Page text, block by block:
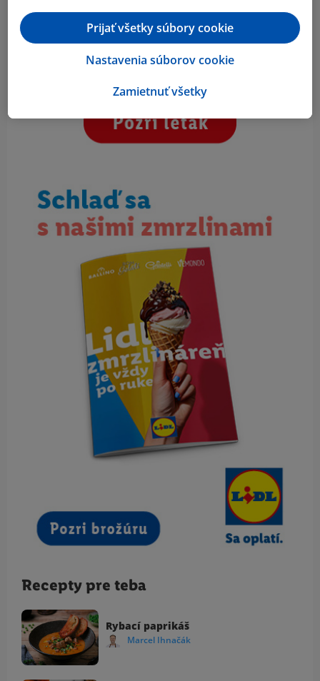
Recepty pre teba
Rybací paprikáš
Marcel Ihnačák
Zamietnuť všetky
Nastavenia súborov cookie
Prijať všetky súbory cookie